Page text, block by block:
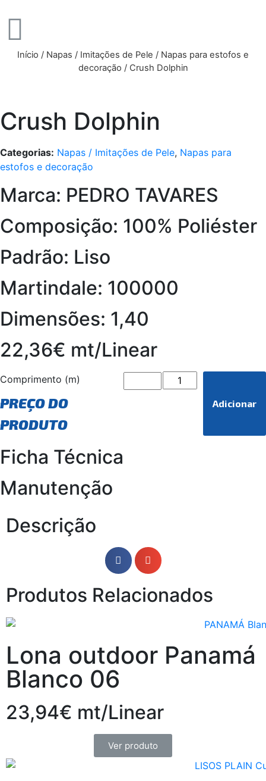
Início / Napas / Imitações de Pele / Napas para estofos e
decoração / Crush Dolphin
Crush Dolphin
Categorias: Napas / Imitações de Pele, Napas para
estofos e decoração
Marca: PEDRO TAVARES
Composição: 100% Poliéster
Padrão: Liso
Martindale: 100000
Dimensões: 1,40
22,36€ mt/Linear
Comprimento (m)
PREÇO DO
PRODUTO
Adicionar
Ficha Técnica
Manutenção
Descrição
Produtos Relacionados
Lona outdoor Panamá
Blanco 06
23,94€ mt/Linear
Ver produto